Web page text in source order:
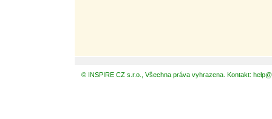
© INSPIRE CZ s.r.o., Všechna práva vyhrazena. Kontakt: